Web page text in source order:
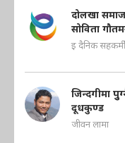
दोलखा समाज
सोविता
इ दैनिक सहकर्मी
जिन्दगीमा
दूधकुण्ड
जीवन लामा